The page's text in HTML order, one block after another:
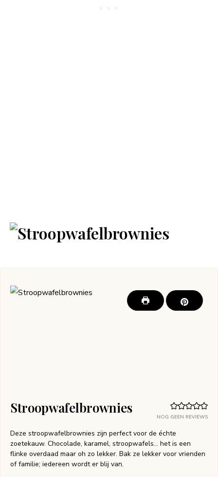
NOG GEEN REVIEWS
Stroopwafelbrownies
Deze stroopwafelbrownies zijn perfect voor de échte
zoetekauw. Chocolade, karamel, stroopwafels... het is een
flinke overdaad maar oh zo lekker. Bak ze lekker voor vrienden
of familie; iedereen wordt er blij van.